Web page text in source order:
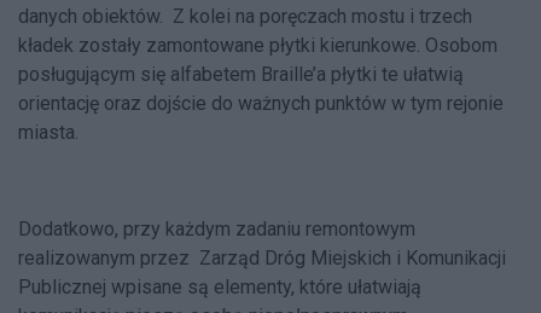
danych obiektów. Z kolei na poręczach mostu i trzech
kładek zostały zamontowane płytki kierunkowe. Osobom
posługującym się alfabetem Braille’a płytki te ułatwią
orientację oraz dojście do ważnych punktów w tym rejonie
miasta.
Dodatkowo, przy każdym zadaniu remontowym
realizowanym przez Zarząd Dróg Miejskich i Komunikacji
Publicznej wpisane są elementy, które ułatwiają